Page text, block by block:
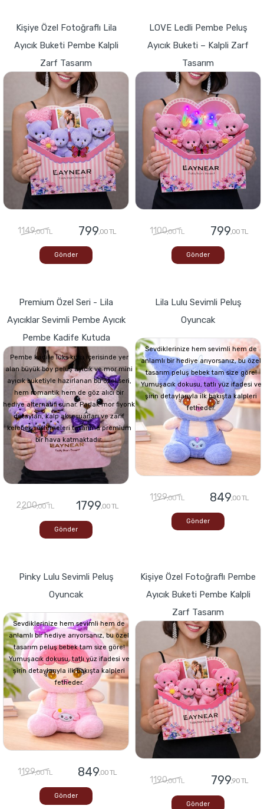
Kişiye Özel Fotoğraflı Lila
Ayıcık Buketi Pembe Kalpli
Zarf Tasarım
1149,00 TL 799,00 TL
Gönder
LOVE Ledli Pembe Peluş
Ayıcık Buketi – Kalpli Zarf
Tasarım
1100,00 TL 799,00 TL
Gönder
Premium Özel Seri - Lila
Ayıcıklar Sevimli Pembe Ayıcık
Pembe Kadife Kutuda
Pembe kadife lüks kutu içerisinde yer
alan büyük boy peluş ayıcık ve mor mini
ayıcık buketiyle hazırlanan bu özel seri,
hem romantik hem de göz alıcı bir
hediye alternatifi sunar. Parlak mor fiyonk
detayları, kalp aksesuarları ve zarif
kelebek süslemeleri tasarıma premium
bir hava katmaktadır.
2200,00 TL 1799,00 TL
Gönder
Lila Lulu Sevimli Peluş
Oyuncak
Sevdiklerinize hem sevimli hem de
anlamlı bir hediye arıyorsanız, bu özel
tasarım peluş bebek tam size göre!
Yumuşacık dokusu, tatlı yüz ifadesi ve
şirin detaylarıyla ilk bakışta kalpleri
fetheder.
1199,00 TL 849,00 TL
Gönder
Pinky Lulu Sevimli Peluş
Oyuncak
Sevdiklerinize hem sevimli hem de
anlamlı bir hediye arıyorsanız, bu özel
tasarım peluş bebek tam size göre!
Yumuşacık dokusu, tatlı yüz ifadesi ve
şirin detaylarıyla ilk bakışta kalpleri
fetheder.
1199,00 TL 849,00 TL
Gönder
Kişiye Özel Fotoğraflı Pembe
Ayıcık Buketi Pembe Kalpli
Zarf Tasarım
1190,00 TL 799,90 TL
Gönder